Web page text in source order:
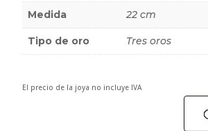
Medida 22 cm
Tipo de oro Tres oros
El precio de la joya no incluye IVA